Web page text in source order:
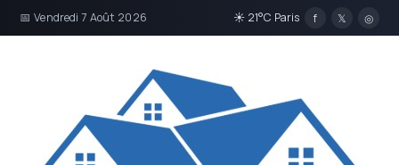
📅 Vendredi 7 Août 2026 ☀ 21°C Paris f 𝕏 ◎